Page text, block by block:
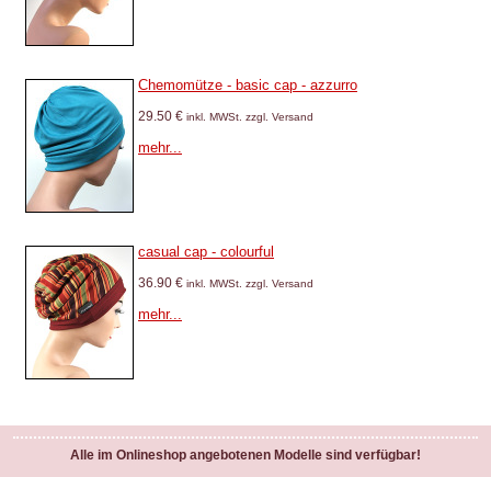
Chemomütze - basic cap - azzurro
29.50 € inkl. MWSt. zzgl. Versand
mehr...
casual cap - colourful
36.90 € inkl. MWSt. zzgl. Versand
mehr...
Alle im Onlineshop angebotenen Modelle sind verfügbar!